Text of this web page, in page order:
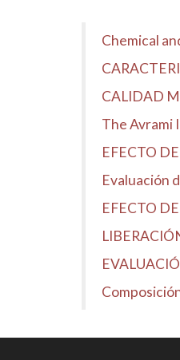
Chemical
CALIDAD
The Avrami
EFECTO
Evaluación
EFECTO